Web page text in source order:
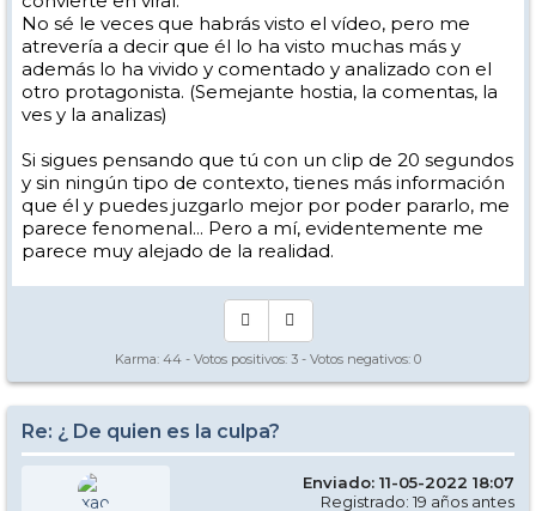
No sé le veces que habrás visto el vídeo, pero me
atrevería a decir que él lo ha visto muchas más y
además lo ha vivido y comentado y analizado con el
otro protagonista. (Semejante hostia, la comentas, la
ves y la analizas)
Si sigues pensando que tú con un clip de 20 segundos
y sin ningún tipo de contexto, tienes más información
que él y puedes juzgarlo mejor por poder pararlo, me
parece fenomenal... Pero a mí, evidentemente me
parece muy alejado de la realidad.
Karma: 44 - Votos positivos: 3 - Votos negativos: 0
Re: ¿ De quien es la culpa?
Enviado: 11-05-2022 18:07
Registrado: 19 años antes